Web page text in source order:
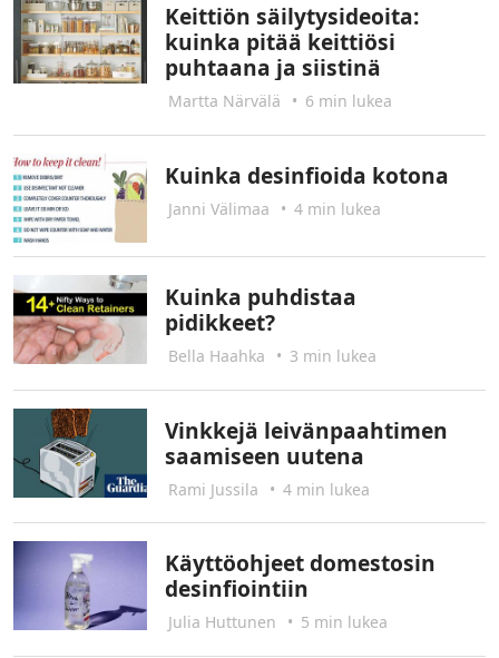
Keittiön säilytysideoita:
kuinka pitää keittiösi
puhtaana ja siistinä
Martta Närvälä • 6 min lukea
Kuinka desinfioida kotona
Janni Välimaa • 4 min lukea
Kuinka puhdistaa
pidikkeet?
Bella Haahka • 3 min lukea
Vinkkejä leivänpaahtimen
saamiseen uutena
Rami Jussila • 4 min lukea
Käyttöohjeet domestosin
desinfiointiin
Julia Huttunen • 5 min lukea